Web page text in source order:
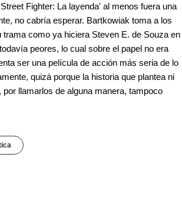
Fighter: La layenda' al menos fuera una
no cabría esperar. Bartkowiak toma a los
como ya hiciera Steven E. de Souza en
peores, lo cual sobre el papel no era
ser una película de acción más seria de lo
quizá porque la historia que plantea ni
llamarlos de alguna manera, tampoco